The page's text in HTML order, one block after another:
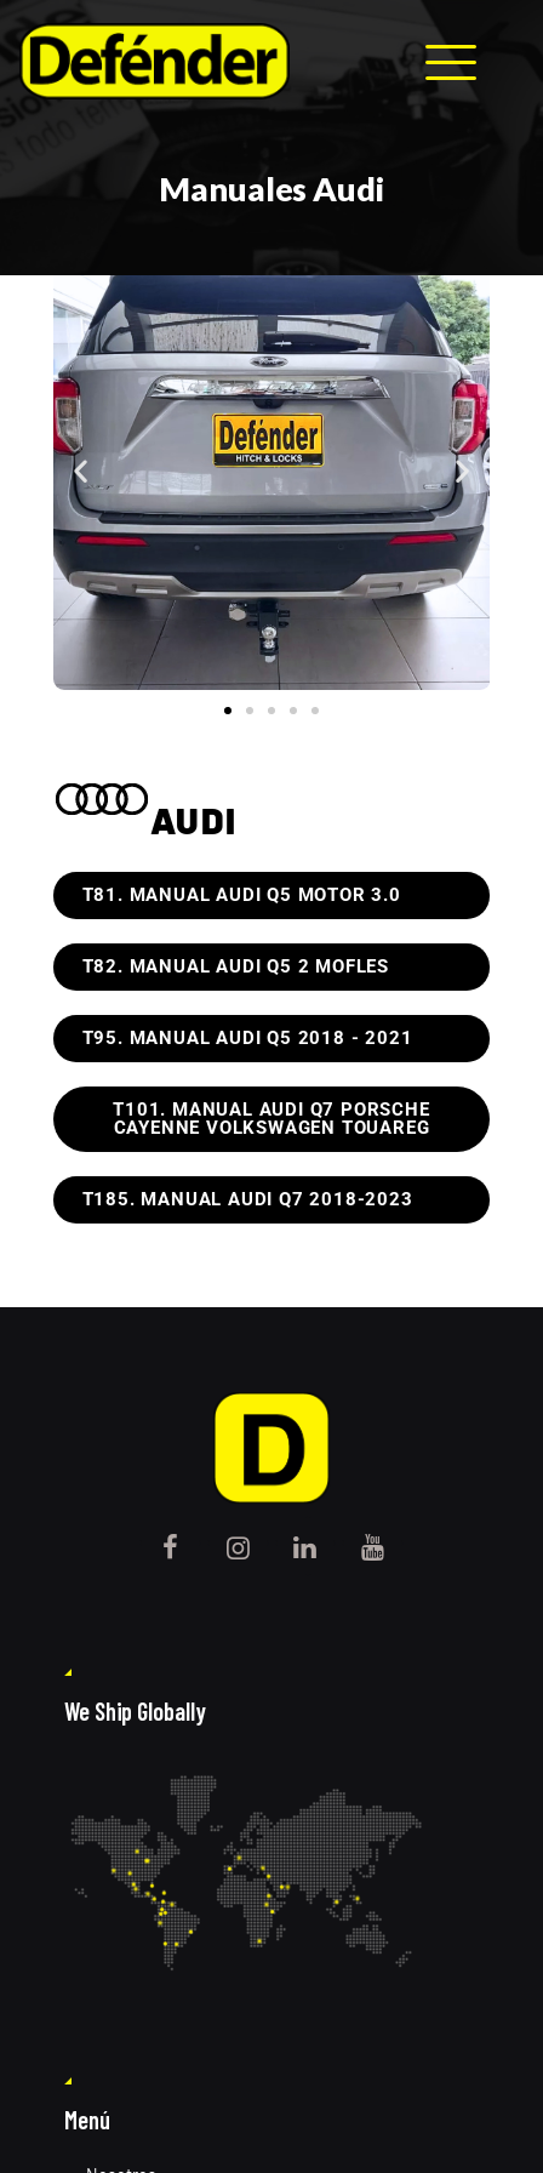
Manuales Audi
NOSOTROS
MANUALES
RECURSOS
BLOG
CONTACTO
AUDI
T81. MANUAL AUDI Q5 MOTOR 3.0
T82. MANUAL AUDI Q5 2 MOFLES
T95. MANUAL AUDI Q5 2018 - 2021
T101. MANUAL AUDI Q7 PORSCHE
CAYENNE VOLKSWAGEN TOUAREG
T185. MANUAL AUDI Q7 2018-2023
We Ship Globally
Menú